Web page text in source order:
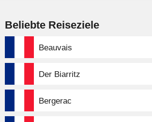
Beliebte Reiseziele
Beauvais
Der Biarritz
Bergerac